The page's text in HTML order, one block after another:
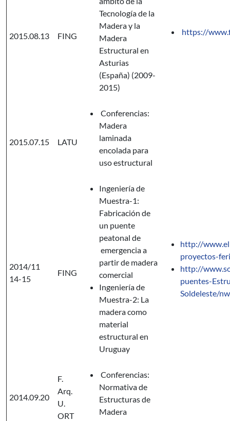
2015.08.13 FING
Tecnología de la
Madera y la
Madera
Estructural en
Asturias
(España) (2009-
2015)
https://
2015.07.15 LATU
Conferencias:
Madera
laminada
encolada para
uso estructural
2014/11
14-15
FING
Ingeniería de
Muestra-1:
Fabricación de
un puente
peatonal de
emergencia a
partir de madera
comercial
Ingeniería de
Muestra-2: La
madera como
material
estructural en
Uruguay
http://
proyectos-
http://
puentes-
Soldeleste/
2014.09.20
F.
Arq.
U.
ORT
Conferencias:
Normativa de
Estructuras de
Madera